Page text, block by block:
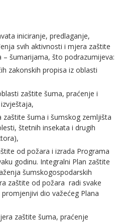
iniciranje, predlaganje,
svih aktivnosti i mjera zaštite
šumarijama, što podrazumijeva:
zakonskih propisa iz oblasti
zaštite šuma, praćenje i
šuma i šumskog zemljišta
štetnih insekata i drugih
od požara i izrada Programa
godinu. Integralni Plan zaštite
šumskogospodarskih
zaštite od požara radi svake
dio važećeg Plana
zaštite šuma, praćenje